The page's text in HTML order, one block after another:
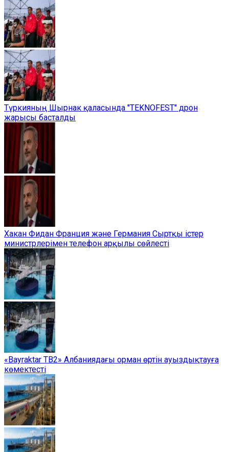
Түркияның Шырнак қаласында "TEKNOFEST" дрон
жарысы басталды
Хакан Фидан Франция және Германия Сыртқы істер
министрлерімен телефон арқылы сөйлесті
«Bayraktar TB2» Албаниядағы орман өртін ауыздықтауға
көмектесті